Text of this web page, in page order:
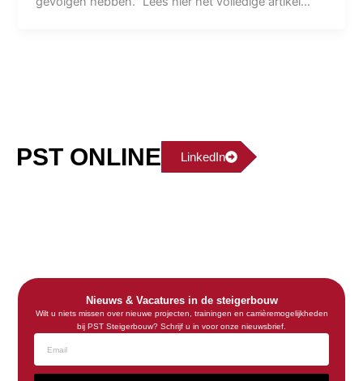
PST ONLINE LinkedIn
Nieuws & Vacatures in de steigerbouw
Wilt u niets missen over nieuwe projecten, trainingen en carrièremogelijkheden
bij PST Steigerbouw? Schrijf u in voor onze nieuwsbrief.